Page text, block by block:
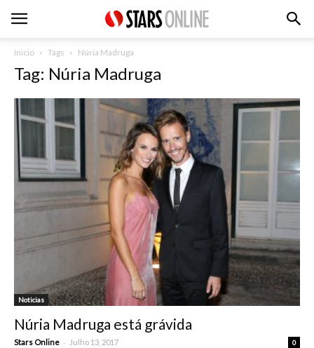
Inicio Tags Núria Madruga
Tag: Núria Madruga
Noticias
Núria Madruga está grávida
Stars Online - Julho 13, 2017 0